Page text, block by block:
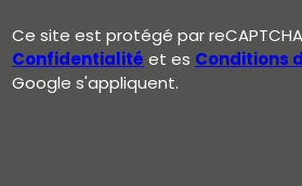
Ce site est protégé par
Confidentialité et es Conditions
Google s'appliquent.